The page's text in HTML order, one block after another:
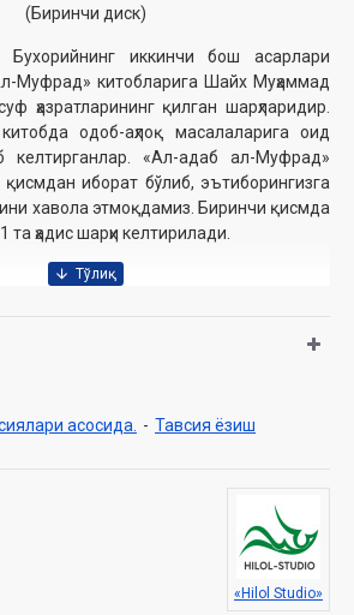
(Биринчи диск)
иккинчи бош асарлари
Муфрад» китобларига Шайх Муҳаммад
ҳазратларининг қилган шарҳларидир.
одоб-аҳлоқ масалаларига оид
келтирганлар. «Ал-адаб ал-Муфрад»
иборат бўлиб, эътиборингизга
хавола этмоқдамиз. Биринчи қисмда
та ҳадис шарҳи келтирилади.
Вазирлар Маҳкамаси ҳузуридаги
тавсияси ила нашр этилган
мавзудаги ҳадислар билан
асосида. - Тавсия ёзиш
«Hilol Studio»